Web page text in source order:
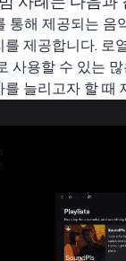
해 제공되는 음
제공합니다.
사용할 수 있는
늘리고자 할